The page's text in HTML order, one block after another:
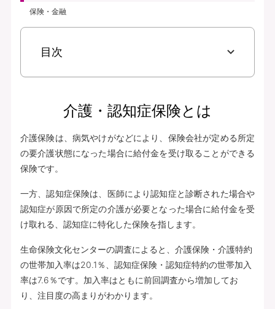
保険・金融
目次
介護・認知症保険とは
介護保険は、病気やけがなどにより、保険会社が定める所定
の要介護状態になった場合に給付金を受け取ることができる
保険です。
一方、認知症保険は、医師により認知症と診断された場合や
認知症が原因で所定の介護が必要となった場合に給付金を受
け取れる、認知症に特化した保険を指します。
生命保険文化センターの調査によると、介護保険・介護特約
の世帯加入率は20.1％、認知症保険・認知症特約の世帯加入
率は7.6％です。加入率はともに前回調査から増加してお
り、注目度の高まりがわかります。